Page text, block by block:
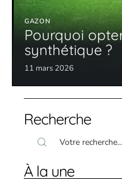
GAZON
Pourquoi
synthétique ?
11 mars 2026
Recherche
À la une